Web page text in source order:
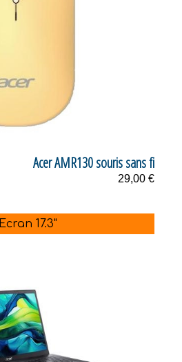
Acer AMR130 souris sans fi
29,00 €
Ecran 17.3"